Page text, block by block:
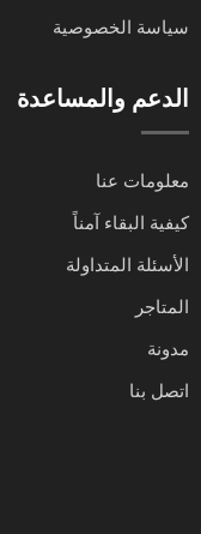
سياسة الخصوصية
الدعم والمساعدة
معلومات عنا
كيفية البقاء آمناً
الأسئلة المتداولة
المتاجر
مدونة
اتصل بنا